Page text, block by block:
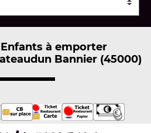
à emporter
Bannier (45000)